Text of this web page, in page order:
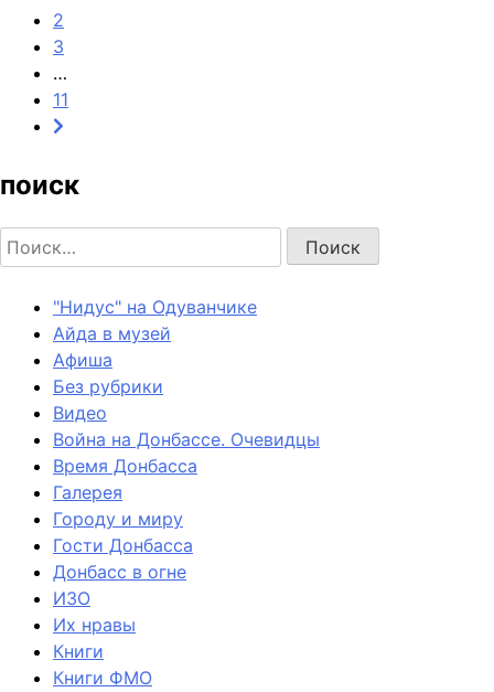
2
3
…
11
поиск
Найти:
"Нидус" на Одуванчике
Айда в музей
Афиша
Без рубрики
Видео
Война на Донбассе. Очевидцы
Время Донбасса
Галерея
Городу и миру
Гости Донбасса
Донбасс в огне
ИЗО
Их нравы
Книги
Книги ФМО